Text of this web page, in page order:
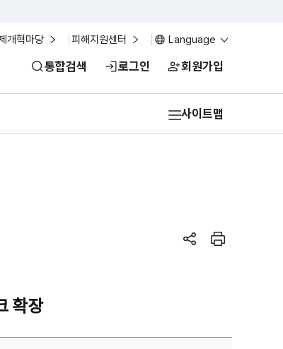
개혁마당 피해지원센터 Language
통합검색 로그인 회원가입
사이트맵
페이지 공유하기
페이지 인쇄
확장